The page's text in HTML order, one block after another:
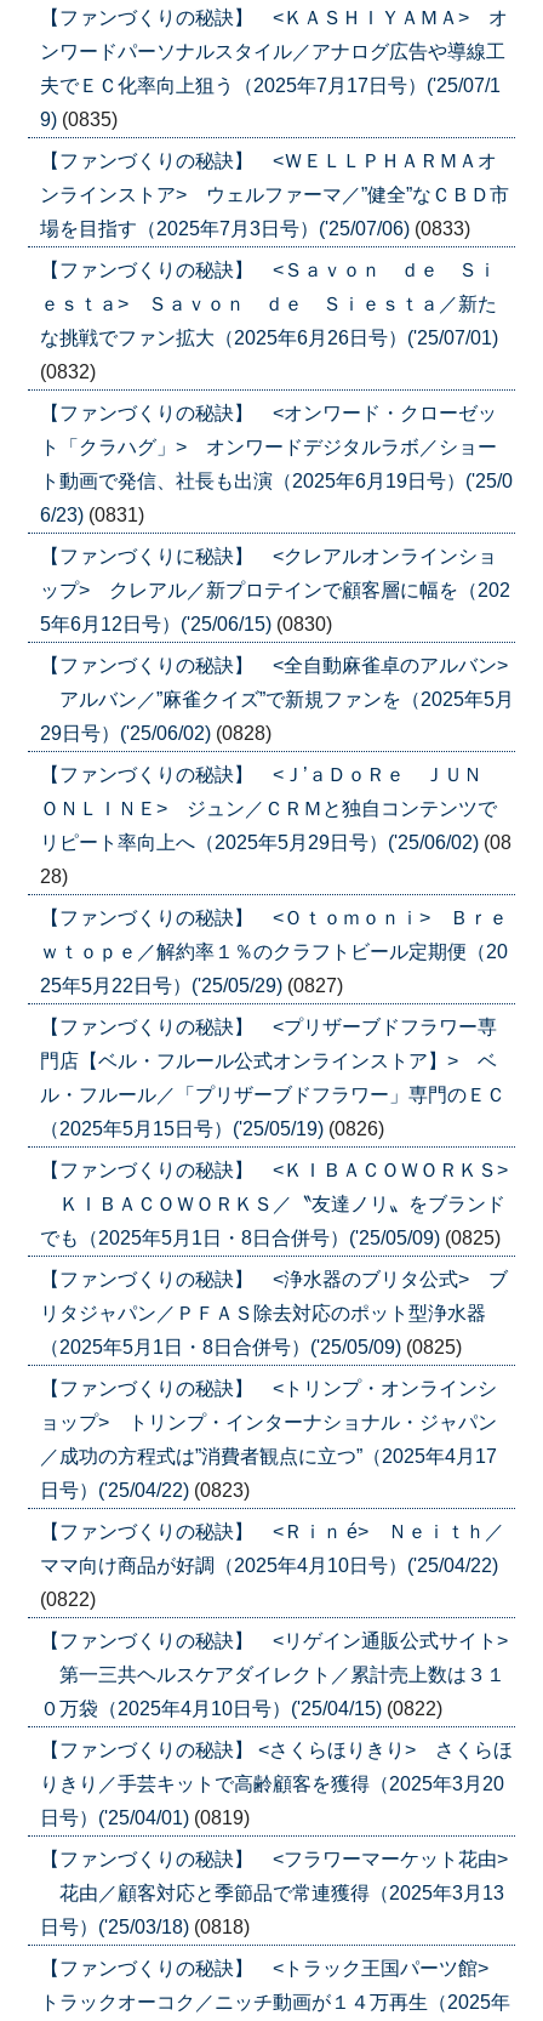
【ファンづくりの秘訣】 <ＫＡＳＨＩＹＡＭＡ> オ
ンワードパーソナルスタイル／アナログ広告や導線工
夫でＥＣ化率向上狙う（2025年7月17日号）('25/07/1
9) (0835)
【ファンづくりの秘訣】 <ＷＥＬＬＰＨＡＲＭＡオ
ンラインストア> ウェルファーマ／”健全”なＣＢＤ市
場を目指す（2025年7月3日号）('25/07/06) (0833)
【ファンづくりの秘訣】 <Ｓａｖｏｎ ｄｅ Ｓｉ
ｅｓｔａ> Ｓａｖｏｎ ｄｅ Ｓｉｅｓｔａ／新た
な挑戦でファン拡大（2025年6月26日号）('25/07/01)
(0832)
【ファンづくりの秘訣】 <オンワード・クローゼッ
ト「クラハグ」> オンワードデジタルラボ／ショー
ト動画で発信、社長も出演（2025年6月19日号）('25/0
6/23) (0831)
【ファンづくりに秘訣】 <クレアルオンラインショ
ップ> クレアル／新プロテインで顧客層に幅を（202
5年6月12日号）('25/06/15) (0830)
【ファンづくりの秘訣】 <全自動麻雀卓のアルバン>
アルバン／”麻雀クイズ”で新規ファンを（2025年5月
29日号）('25/06/02) (0828)
【ファンづくりの秘訣】 <Ｊ’ａＤｏＲｅ ＪＵＮ
ＯＮＬＩＮＥ> ジュン／ＣＲＭと独自コンテンツで
リピート率向上へ（2025年5月29日号）('25/06/02) (08
28)
【ファンづくりの秘訣】 <Ｏｔｏｍｏｎｉ> Ｂｒｅ
ｗｔｏｐｅ／解約率１％のクラフトビール定期便（20
25年5月22日号）('25/05/29) (0827)
【ファンづくりの秘訣】 <プリザーブドフラワー専
門店【ベル・フルール公式オンラインストア】> ベ
ル・フルール／「プリザーブドフラワー」専門のＥＣ
（2025年5月15日号）('25/05/19) (0826)
【ファンづくりの秘訣】 <ＫＩＢＡＣＯＷＯＲＫＳ>
ＫＩＢＡＣＯＷＯＲＫＳ／〝友達ノリ〟をブランド
でも（2025年5月1日・8日合併号）('25/05/09) (0825)
【ファンづくりの秘訣】 <浄水器のブリタ公式> ブ
リタジャパン／ＰＦＡＳ除去対応のポット型浄水器
（2025年5月1日・8日合併号）('25/05/09) (0825)
【ファンづくりの秘訣】 <トリンプ・オンラインシ
ョップ> トリンプ・インターナショナル・ジャパン
／成功の方程式は”消費者観点に立つ”（2025年4月17
日号）('25/04/22) (0823)
【ファンづくりの秘訣】 <Ｒｉｎ é> Ｎｅｉｔｈ／
ママ向け商品が好調（2025年4月10日号）('25/04/22)
(0822)
【ファンづくりの秘訣】 <リゲイン通販公式サイト>
第一三共ヘルスケアダイレクト／累計売上数は３１
０万袋（2025年4月10日号）('25/04/15) (0822)
【ファンづくりの秘訣】 <さくらほりきり> さくらほ
りきり／手芸キットで高齢顧客を獲得（2025年3月20
日号）('25/04/01) (0819)
【ファンづくりの秘訣】 <フラワーマーケット花由>
花由／顧客対応と季節品で常連獲得（2025年3月13
日号）('25/03/18) (0818)
【ファンづくりの秘訣】 <トラック王国パーツ館>
トラックオーコク／ニッチ動画が１４万再生（2025年